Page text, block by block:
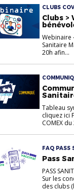
CLUBS
Clubs >
Webinaire
Sanitaire
20h afin...
Tableau
cliquez ici
COMEX
FAQ PASS
Pass
PASS
Sur les
des clubs